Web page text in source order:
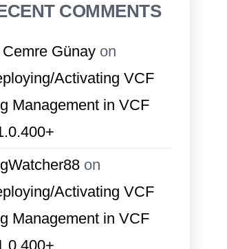
COMMENTS
Günay on
Activating VCF
Management in VCF
on
Activating VCF
Management in VCF